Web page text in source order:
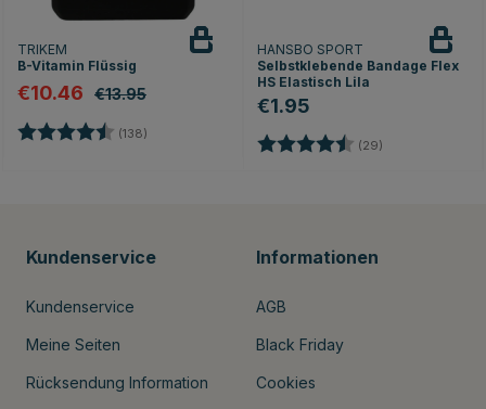
TRIKEM
B-Vitamin Flüssig
€10.46 €13.95
Bewertung: (138)
HANSBO SPORT
Selbstklebende Bandage Flex
HS Elastisch Lila
€1.95
Bewertung: (29)
Kundenservice
Kundenservice
Meine Seiten
Rücksendung Information
Informationen
AGB
Black Friday
Cookies